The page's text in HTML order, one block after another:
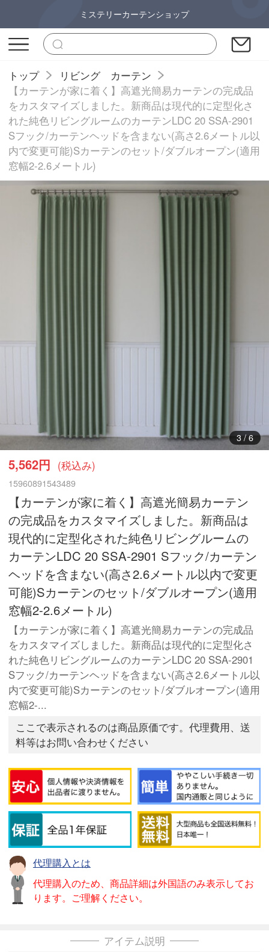
ミステリーカーテンショップ
トップ
リビング カーテン
【カーテンが家に着く】高遮光簡易カーテンの完成品
をカスタマイズしました。新商品は現代的に定型化さ
れた純色リビングルームのカーテンLDC 20 SSA-2901
Sフック/カーテンヘッドを含まない(高さ2.6メートル以
内で変更可能)Sカーテンのセット/ダブルオープン(適用
窓幅2-2.6メートル)
3/ 6
5,562円 (税込み)
15960891543489
【カーテンが家に着く】高遮光簡易カーテン
の完成品をカスタマイズしました。新商品は
現代的に定型化された純色リビングルームの
カーテンLDC 20 SSA-2901 Sフック/カーテン
ヘッドを含まない(高さ2.6メートル以内で変更
可能)Sカーテンのセット/ダブルオープン(適用
窓幅2-2.6メートル)
【カーテンが家に着く】高遮光簡易カーテンの完成品
をカスタマイズしました。新商品は現代的に定型化さ
れた純色リビングルームのカーテンLDC 20 SSA-2901
Sフック/カーテンヘッドを含まない(高さ2.6メートル以
内で変更可能)Sカーテンのセット/ダブルオープン(適用
窓幅2-...
ここで表示されるのは商品原価です。代理費用、送
料等はお問い合わせください
代理購入とは
代理購入のため、商品詳細は外国語のみ表示してお
ります。ご理解ください。
アイテム説明